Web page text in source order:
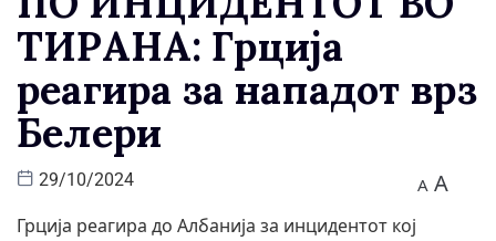
ТИРАНА: Грција
реагира за нападот врз
Белери
29/10/2024 A A
Грција реагира до Албанија за инцидентот кој